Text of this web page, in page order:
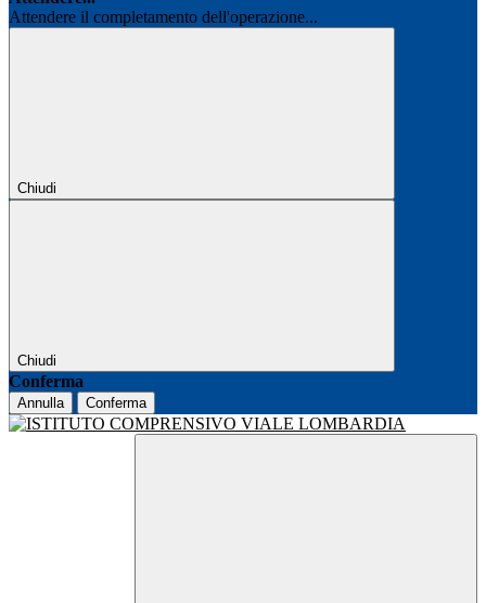
Attendere il completamento dell'operazione...
Chiudi
Chiudi
Conferma
Annulla Conferma